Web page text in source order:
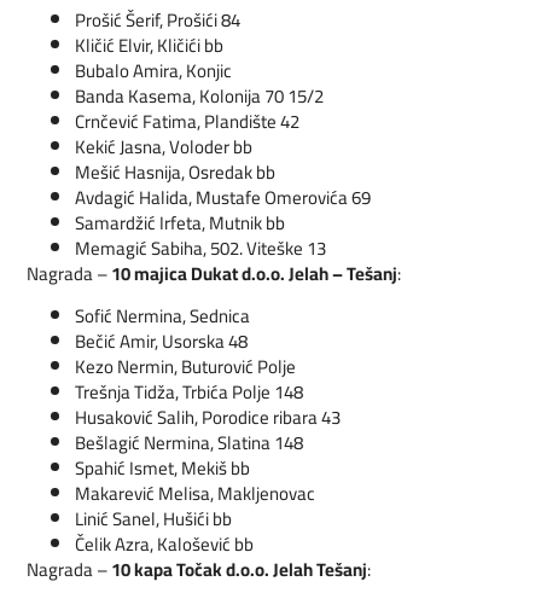
Prošić Šerif, Prošići 84
Kličić Elvir, Kličići bb
Bubalo Amira, Konjic
Banda Kasema, Kolonija 70 15/2
Crnčević Fatima, Plandište 42
Kekić Jasna, Voloder bb
Mešić Hasnija, Osredak bb
Avdagić Halida, Mustafe Omerovića 69
Samardžić Irfeta, Mutnik bb
Memagić Sabiha, 502. Viteške 13
Nagrada –10 majica Dukat d.o.o. Jelah – Tešanj:
Sofić Nermina, Sednica
Bečić Amir, Usorska 48
Kezo Nermin, Buturović Polje
Trešnja Tidža, Trbića Polje 148
Husaković Salih, Porodice ribara 43
Bešlagić Nermina, Slatina 148
Spahić Ismet, Mekiš bb
Makarević Melisa, Makljenovac
Linić Sanel, Hušići bb
Čelik Azra, Kalošević bb
Nagrada –10 kapa Točak d.o.o. Jelah Tešanj: